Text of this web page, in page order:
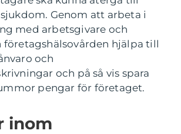
Genom att arbeta i
med arbetsgivare och
företagshälsovården hjälpa till
och
och på så vis spara
pengar för företaget.
inom